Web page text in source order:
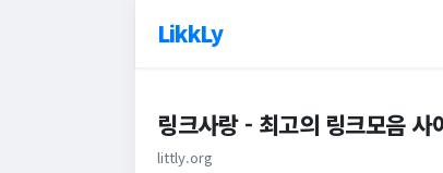
LikkLy
링크사랑 - 최고의 링크모음 사
littly.org